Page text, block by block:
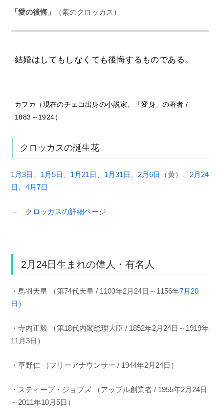
「愛の後悔」 （紫のクロッカス）
結婚はしてもしなくても後悔するものである。
カフカ（現在のチェコ出身の小説家、「変身」の著者 /
1883～1924）
クロッカスの誕生花
1月3日 1月5日 1月21日 1月31日 2月6日 （黄）、 2月24
日
4月7日
→ クロッカスの詳細ページ
2月24日生まれの偉人・有名人
・鳥羽天皇 （第74代天皇 / 1103年2月24日～1156年7月20
日 ）
・寺内正毅 （第18代内閣総理大臣 / 1852年2月24日～1919年
11月3日）
・草野仁 （フリーアナウンサー / 1944年2月24日）
・スティーブ・ジョブズ （アップル創業者 / 1955年2月24日
～2011年10月5日）